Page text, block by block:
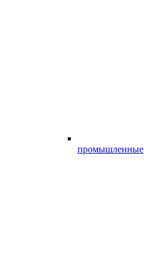
промышленные